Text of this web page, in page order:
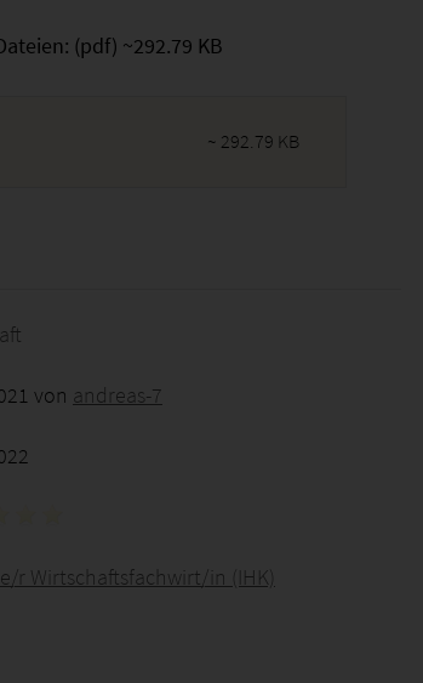
(pdf) ~292.79 KB
~ 292.79 KB
von andreas-7
r Wirtschaftsfachwirt/in (IHK)